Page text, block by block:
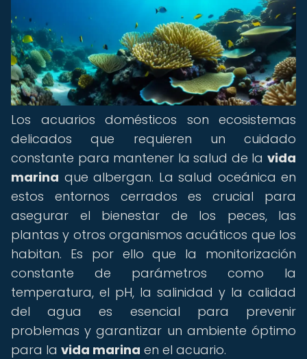
Los acuarios domésticos son ecosistemas
delicados que requieren un cuidado
constante para mantener la salud de la vida
marina que albergan. La salud oceánica en
estos entornos cerrados es crucial para
asegurar el bienestar de los peces, las
plantas y otros organismos acuáticos que los
habitan. Es por ello que la monitorización
constante de parámetros como la
temperatura, el pH, la salinidad y la calidad
del agua es esencial para prevenir
problemas y garantizar un ambiente óptimo
para la vida marina en el acuario.